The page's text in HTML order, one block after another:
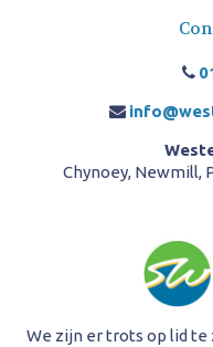
Chynoey, Newmill,
We zijn er trots op lid te